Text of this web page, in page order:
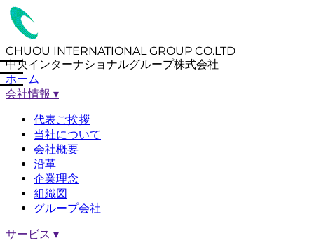
CHUOU INTERNATIONAL GROUP CO.LTD
中央インターナショナルグループ株式会社
ホーム
会社情報 ▾
代表ご挨拶
当社について
会社概要
沿革
企業理念
組織図
グループ会社
サービス ▾